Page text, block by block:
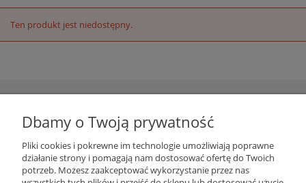
Ten produkt jest niedostępny.
Moje konto
Dbamy o Twoją prywatność
Pliki cookies i pokrewne im technologie umożliwiają poprawne
działanie strony i pomagają nam dostosować ofertę do Twoich
potrzeb. Możesz zaakceptować wykorzystanie przez nas